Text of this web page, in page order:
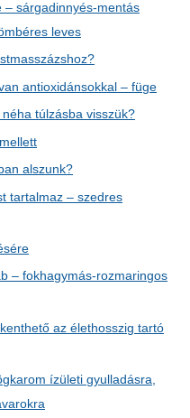
– sárgadinnyés-mentás
leves
antioxidánsokkal – füge
túlzásba visszük?
alszunk?
tartalmaz – szedres
– fokhagymás-rozmaringos
az élethosszig tartó
ízületi gyulladásra,